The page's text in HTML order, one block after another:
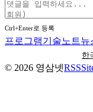
Ctrl+Enter로 등록
프로그램기술노트뉴
한
© 2026 영삼넷RSS